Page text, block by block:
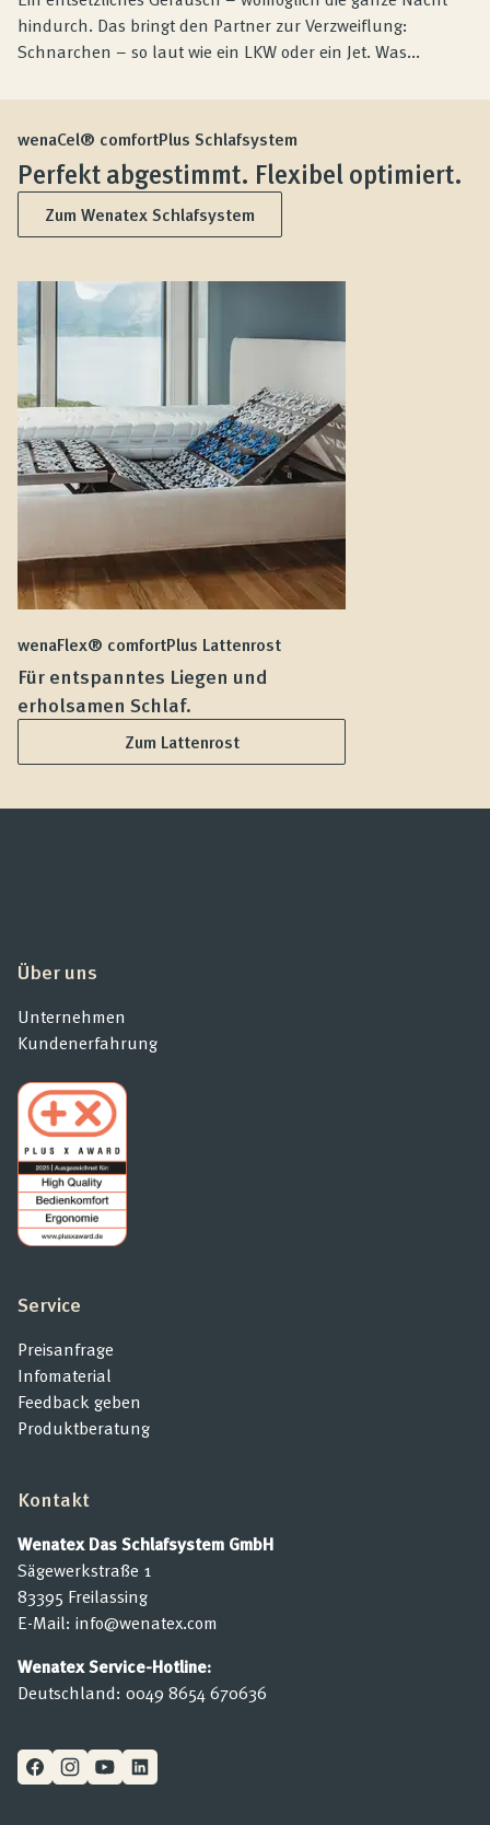
hindurch. Das bringt den Partner zur Verzweiflung:
Schnarchen – so laut wie ein LKW oder ein Jet. Was...
wenaCel® comfortPlus Schlafsystem
Perfekt abgestimmt. Flexibel optimiert.
Zum Wenatex Schlafsystem
wenaFlex® comfortPlus Lattenrost
Für entspanntes Liegen und
erholsamen Schlaf.
Zum Lattenrost
Über uns
Unternehmen
Kundenerfahrung
Service
Preisanfrage
Infomaterial
Feedback geben
Produktberatung
Kontakt
Wenatex Das Schlafsystem GmbH
Sägewerkstraße 1
83395 Freilassing
E-Mail: info@wenatex.com
Wenatex Service-Hotline:
Deutschland: 0049 8654 670636